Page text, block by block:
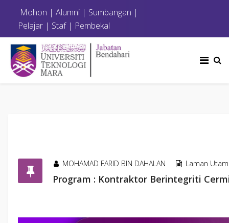
Mohon | Alumni | Sumbangan |
Pelajar | Staf| Pembekal
MOHAMAD FARID BIN DAHALAN Laman
Program : Kontraktor Berintegriti